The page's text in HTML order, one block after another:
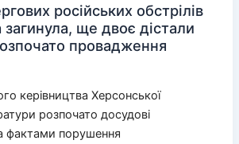
російських обстрілів
ще двоє дістали
провадження
керівництва Херсонської
розпочато досудові
фактами порушення